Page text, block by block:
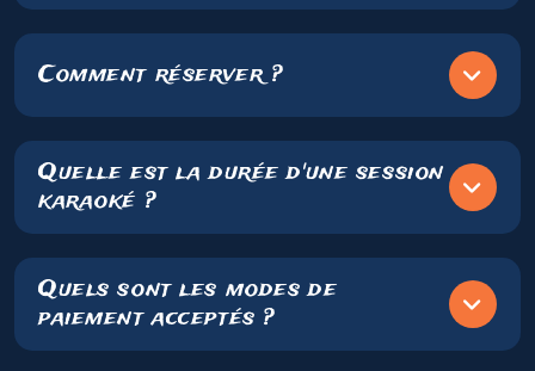
Comment réserver ?
Quelle est la durée d'une session
karaoké ?
Quels sont les modes de
paiement acceptés ?